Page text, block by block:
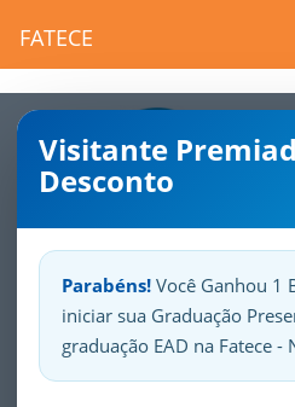
FATECE
Visitante
Desconto
Parabéns! Você Ganhou 1
iniciar sua Graduação
graduação EAD na Fatece -
SuaFatece.